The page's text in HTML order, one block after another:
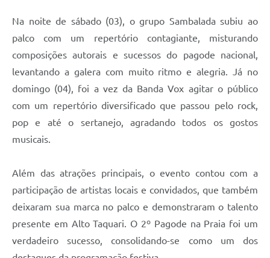
Na noite de sábado (03), o grupo Sambalada subiu ao
palco com um repertório contagiante, misturando
composições autorais e sucessos do pagode nacional,
levantando a galera com muito ritmo e alegria. Já no
domingo (04), foi a vez da Banda Vox agitar o público
com um repertório diversificado que passou pelo rock,
pop e até o sertanejo, agradando todos os gostos
musicais.
Além das atrações principais, o evento contou com a
participação de artistas locais e convidados, que também
deixaram sua marca no palco e demonstraram o talento
presente em Alto Taquari. O 2º Pagode na Praia foi um
verdadeiro sucesso, consolidando-se como um dos